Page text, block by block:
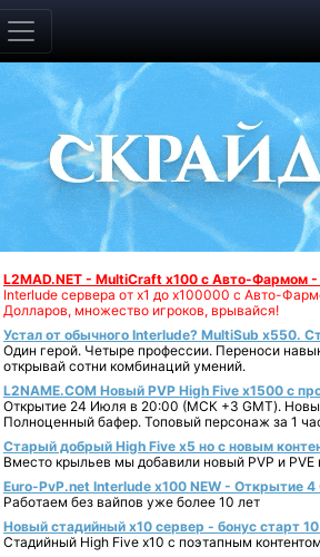
L2MAD.NET - MultiCraft x100 с Авто-Фармом
Interlude сервера от х1 до х100000 с Авто-
Долларов, множество игроков, врывайся!
Устал от обычного Interlude? MultiSub x550.
Один герой. Четыре профессии. Переноси
открывай сотни комбинаций умений.
L2NAME.COM Новый PVP High Five x1500 с
Открытие 24 Июля в 20:00 (МСК +3 GMT).
Полноценный бафер. Топовый персонаж за 1
Старый добрый High Five x5 но с новым
Вместо крыльев мы добавили новый PVP и PVE
Euro-PvP.net Interlude х100 NEW - Открытие 4
Работаем без вайпов уже более 10 лет
Новый стадийный х10 сервер - бонус старт
Стадийный High Five x10 с поэтапным